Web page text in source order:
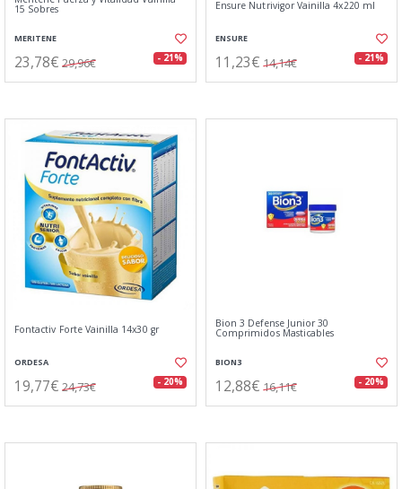
15 Sobres
MERITENE
23,78€ 29,96€ - 21%
Ensure Nutrivigor Vainilla 4x220 ml
ENSURE
11,23€ 14,14€ - 21%
Fontactiv Forte Vainilla 14x30 gr
ORDESA
19,77€ 24,73€ - 20%
Bion 3 Defense Junior 30
Comprimidos Masticables
BION3
12,88€ 16,11€ - 20%